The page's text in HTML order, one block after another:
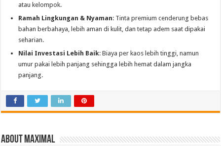
atau kelompok.
Ramah Lingkungan & Nyaman: Tinta premium cenderung bebas
bahan berbahaya, lebih aman di kulit, dan tetap adem saat dipakai
seharian.
Nilai Investasi Lebih Baik: Biaya per kaos lebih tinggi, namun
umur pakai lebih panjang sehingga lebih hemat dalam jangka
panjang.
About Maximal